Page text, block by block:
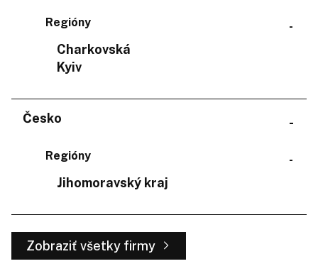
Regióny
Charkovská
Kyiv
Česko
Regióny
Jihomoravský kraj
Zobraziť všetky firmy